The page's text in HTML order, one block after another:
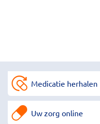
Medicatie herhalen
Uw zorg online